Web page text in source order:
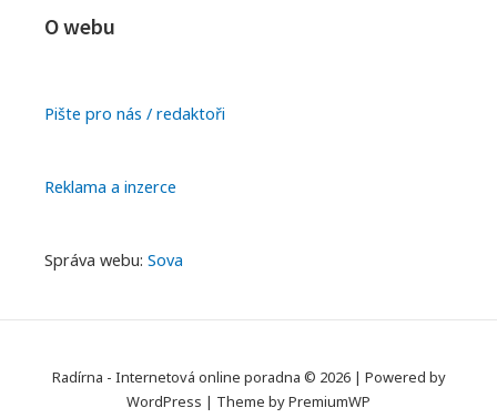
O webu
Pište pro nás / redaktoři
Reklama a inzerce
Správa webu: Sova
Radírna - Internetová online poradna © 2026 | Powered by
WordPress | Theme byPremiumWP